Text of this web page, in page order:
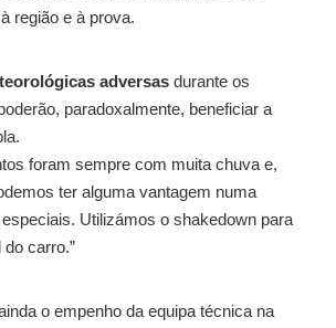
região e à prova.
adversas durante os
paradoxalmente, beneficiar a
foram sempre com muita chuva e,
ter alguma vantagem numa
Utilizámos o shakedown para
carro.”
o empenho da equipa técnica na